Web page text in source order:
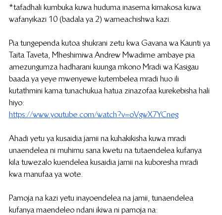
*tafadhali kumbuka kuwa huduma inasema kimakosa kuwa
wafanyikazi 10 (badala ya 2) wameachishwa kazi.
Pia tungependa kutoa shukrani zetu kwa Gavana wa Kaunti ya
Taita Taveta, Mheshimiwa Andrew Mwadime ambaye pia
amezungumza hadharani kuunga mkono Mradi wa Kasigau
baada ya yeye mwenyewe kutembelea mradi huo ili
kutathmini kama tunachukua hatua zinazofaa kurekebisha hali
hiyo:
https://www.youtube.com/watch?v=oVgwX7YCneg
Ahadi yetu ya kusaidia jamii na kuhakikisha kuwa mradi
unaendelea ni muhimu sana kwetu na tutaendelea kufanya
kila tuwezalo kuendelea kusaidia jamii na kuboresha mradi
kwa manufaa ya wote.
Pamoja na kazi yetu inayoendelea na jamii, tunaendelea
kufanya maendeleo ndani ikiwa ni pamoja na: